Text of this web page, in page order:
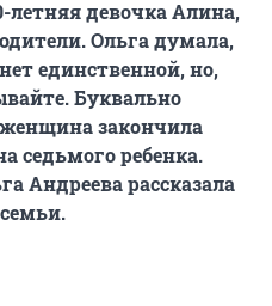
летняя девочка Алина,
Ольга думала,
единственной, но,
Буквально
женщина закончила
седьмого ребенка.
Андреева рассказала